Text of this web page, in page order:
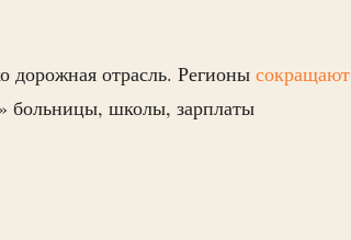
дорожная отрасль. Регионы сокращают
больницы, школы, зарплаты